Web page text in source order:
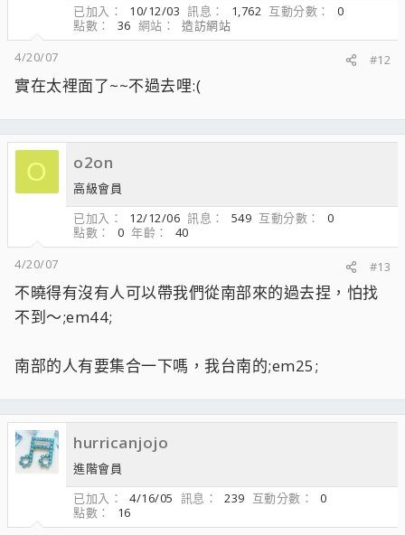
已加入
10/12/03 訊息 1,762 互動分數
0
點數
36 網站
造訪網站
4/20/07
#12
實在太裡面了~~不過去哩:(
O o2on
高級會員
已加入
12/12/06 訊息 549 互動分數
0
點數
0 年齡
40
4/20/07
#13
不曉得有沒有人可以帶我們從南部來的過去捏，怕找
不到～;em44;
南部的人有要集合一下嗎，我台南的;em25;
hurricanjojo
進階會員
已加入
4/16/05 訊息 239 互動分數
0
點數
16